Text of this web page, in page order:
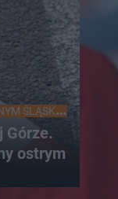
ŚLĄSKU
Górze.
ostrym